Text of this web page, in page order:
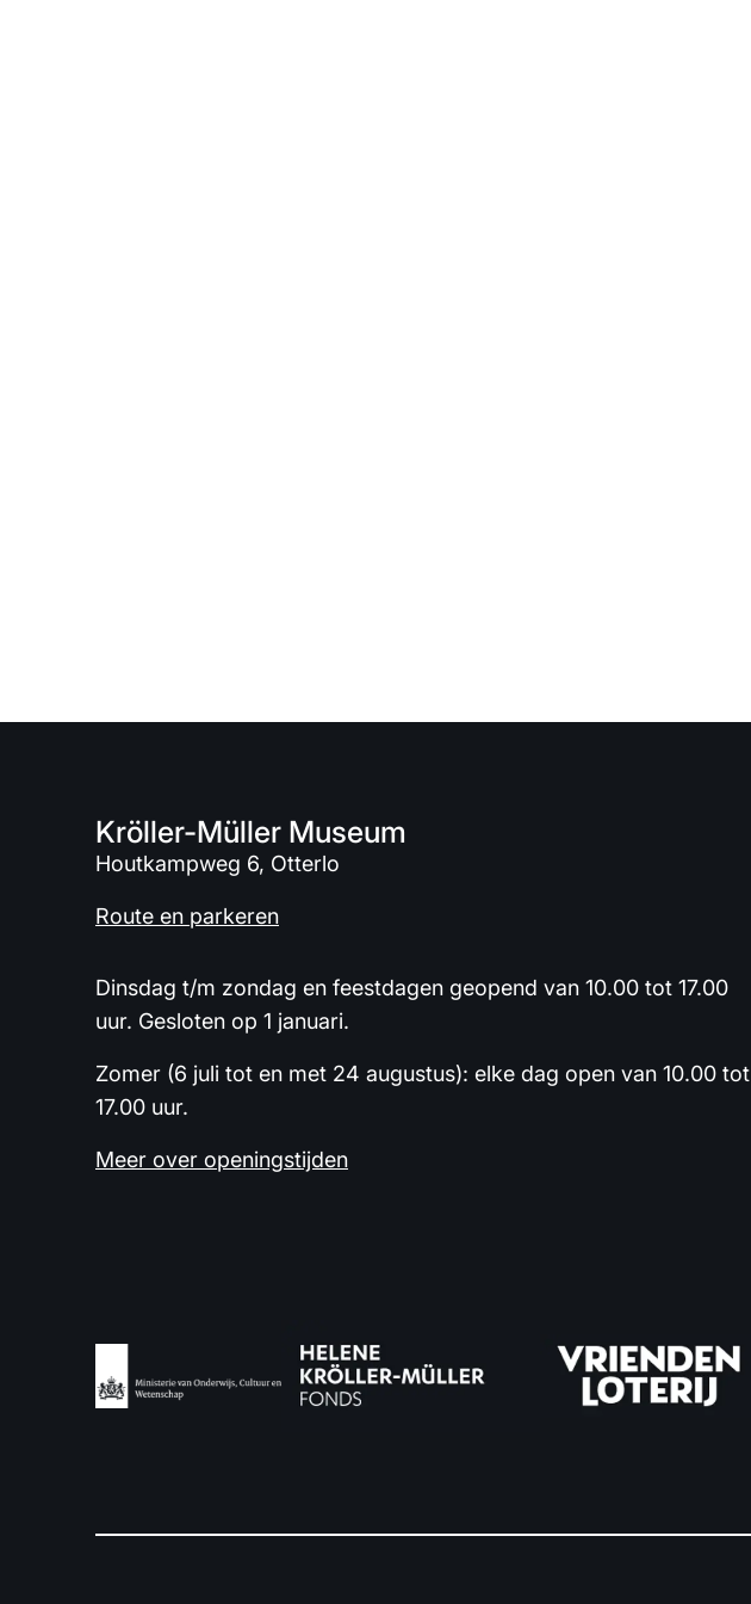
Kröller-Müller Museum
Houtkampweg 6, Otterlo
Route en parkeren
Dinsdag t/m zondag en feestdagen geopend van 10.00 tot 17.00
uur. Gesloten op 1 januari.
Zomer (6 juli tot en met 24 augustus): elke dag open van 10.00 tot
17.00 uur.
Meer over openingstijden